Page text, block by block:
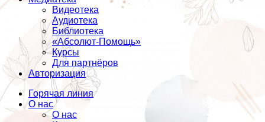
Видеотека
Аудиотека
Библиотека
«Абсолют-Помощь»
Курсы
Для партнёров
Авторизация
Горячая линия
О нас
О нас